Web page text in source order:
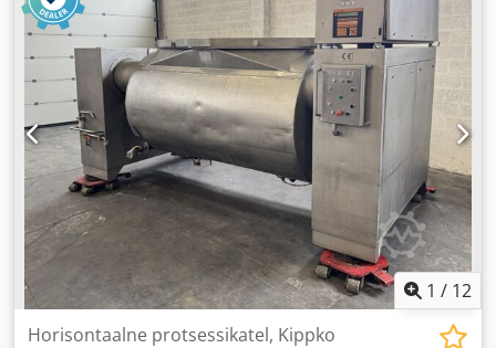
1 / 12
Horisontaalne protsessikatel, Kippko